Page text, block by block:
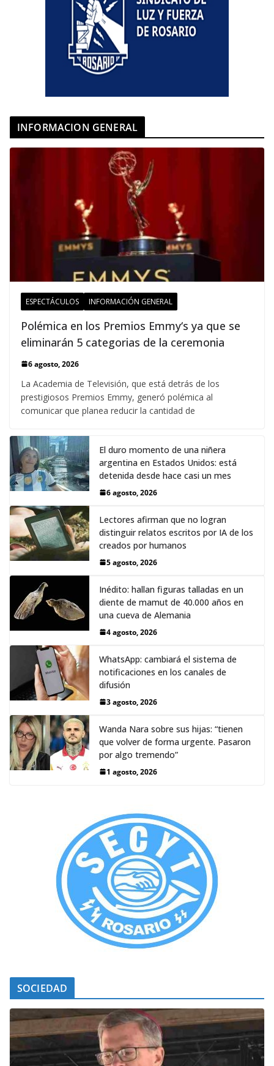
INFORMACION GENERAL
ESPECTÁCULOS INFORMACIÓN GENERAL
Polémica en los Premios Emmy‘s ya que se
eliminarán 5 categorias de la ceremonia
6 agosto, 2026
La Academia de Televisión, que está detrás de los
prestigiosos Premios Emmy, generó polémica al
comunicar que planea reducir la cantidad de
El duro momento de una niñera
argentina en Estados Unidos: está
detenida desde hace casi un mes
6 agosto, 2026
Lectores afirman que no logran
distinguir relatos escritos por IA de los
creados por humanos
5 agosto, 2026
Inédito: hallan figuras talladas en un
diente de mamut de 40.000 años en
una cueva de Alemania
4 agosto, 2026
WhatsApp: cambiará el sistema de
notificaciones en los canales de
difusión
3 agosto, 2026
Wanda Nara sobre sus hijas: “tienen
que volver de forma urgente. Pasaron
por algo tremendo”
1 agosto, 2026
SOCIEDAD